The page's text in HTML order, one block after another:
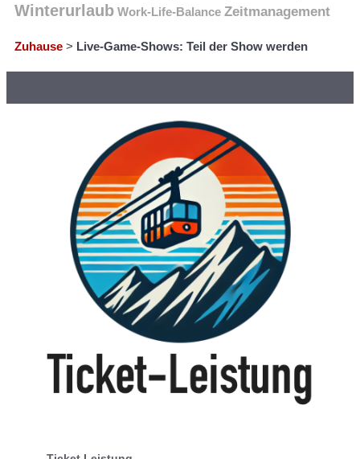
Winterurlaub Work-Life-Balance Zeitmanagement
Zuhause > Live-Game-Shows: Teil der Show werden